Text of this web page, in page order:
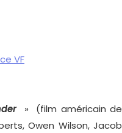
VF
» (film américain de
Owen Wilson, Jacob